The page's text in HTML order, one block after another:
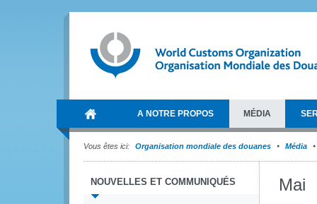
A NOTRE PROPOS MÉDIA
Vous êtes ici: Organisation mondiale des douanes Média
NOUVELLES ET COMMUNIQUÉS Mai